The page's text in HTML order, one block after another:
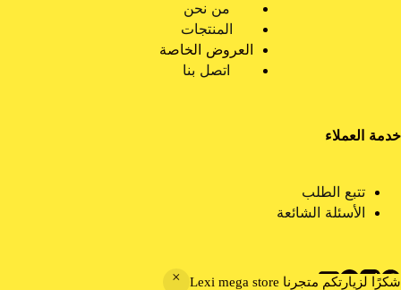
شكرًا لزيارتكم متجرنا Lexi mega store
من نحن
المنتجات
العروض الخاصة
اتصل بنا
خدمة العملاء
تتبع الطلب
الأسئلة الشائعة